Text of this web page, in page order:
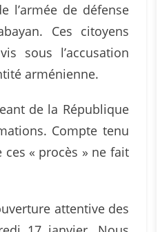
l’armée de défense
Ces citoyens
sous l’accusation
arménienne.
de la République
Compte tenu
ces « procès » ne fait
attentive des